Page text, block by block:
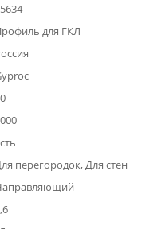
для ГКЛ
перегородок, Для стен